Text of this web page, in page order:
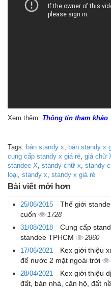
Xem thêm: Thông tin tham khảo
Tags: bán standy x bán standy x
cung cấp standy x giá rẻ giá chữ
standee X standy chữ x standy
loại standy x standy x giá rẻ
Bài viết mới hơn
25/06/2015
Thế giới
cuốn
1728
31/08/2018
Cung cấp
standee TPHCM
2860
17/06/2021
Kex giới thiệu
đế nước 2 mặt ngoài trời
28/04/2021
Kex giới thiệu
đất, bán nhà, căn hộ, đất